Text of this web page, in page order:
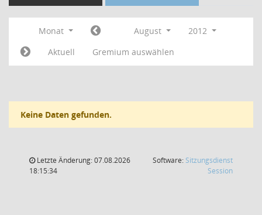
Monat August
2012
Aktuell
Gremium auswählen
Keine Daten gefunden.
Letzte Änderung: 07.08.2026
18:15:34
Software: Sitzungsdienst
Session(Wird in